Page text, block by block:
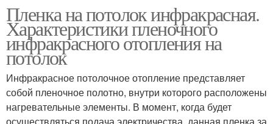
Пленка на потолок инфракрасная.
Характеристики пленочного
инфракрасного отопления на
потолок
Инфракрасное потолочное отопление представляет
собой пленочное полотно, внутри которого расположены
нагревательные элементы. В момент, когда будет